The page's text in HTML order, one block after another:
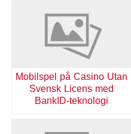
Mobilspel på Casino Utan
Svensk Licens med
BankID-teknologi